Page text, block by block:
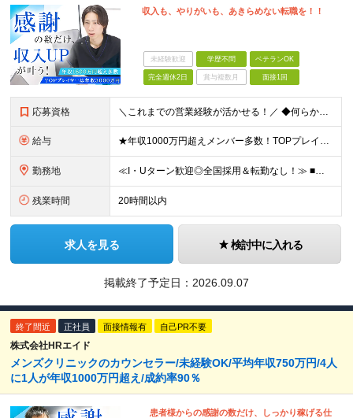
収入も、やりがいも、あきらめない転職を！！
未経験歓迎 学歴不問 ベテランOK
完全週休2日 賞与複数月 面接1回
応募資格 ＼これまでの営業経験が活かせる！／ ◆何らかの営業経験をお持ちの方 ◆学歴不問 ★以下ひとつでも当てはまる方はより歓迎します！ ・個人インセンティブで稼ぐ営業スタイルの経験がある方 ・個人向けの規開
給与 ★年収1000万円超えメンバー多数！TOPプレイヤーは年収3500万円！ ★営業メンバーの平均年収750万円 月50件(平均単価60万円)の契約で年収1000万円が可能。 年収2000万円以上も多数
勤務地 ≪I・Uターン歓迎◎全国採用＆転勤なし！≫ ■下記エリアにある病院やクリニックでの勤務となります。 ※ご自宅からクリニックへは直行直帰です ＼★マークのついている店舗で積極採用実施中！／ 【関東エリ
残業時間 20時間以内
求人を見る 検討中に入れる
掲載終了予定日： 2026.09.07
終了間近 正社員 面接情報有 自己PR不要
株式会社HRエイド
メンズクリニックのカウンセラー/未経験OK/平均年収750万円/4人
に1人が年収1000万円超え/成約率90％
患者様からの感謝の数だけ、しっかり稼げる仕